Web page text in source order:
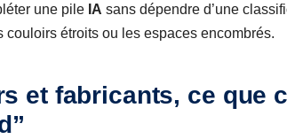
une pile IA sans dépendre d’une
couloirs étroits ou les espaces encombrés.
et fabricants, ce que